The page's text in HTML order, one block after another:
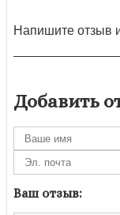
Напишите отзыв
Добавить
Ваш отзыв: